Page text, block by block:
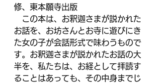
修、東本願寺出版
この本は、お釈迦さまが説かれた
お話を、お坊さんとお寺に遊びにき
た女の子が会話形式で味わうもので
す。お釈迦さまが説かれたお話の大
半を、私たちは、お経として拝読す
ることはあっても、その中身までじ